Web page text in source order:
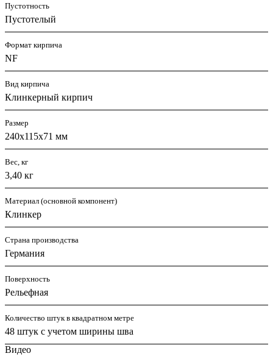
Пустотность
Пустотелый
Формат кирпича
NF
Вид кирпича
Клинкерный кирпич
Размер
240х115х71 мм
Вес, кг
3,40 кг
Материал (основной компонент)
Клинкер
Страна производства
Германия
Поверхность
Рельефная
Количество штук в квадратном метре
48 штук с учетом ширины шва
Видео